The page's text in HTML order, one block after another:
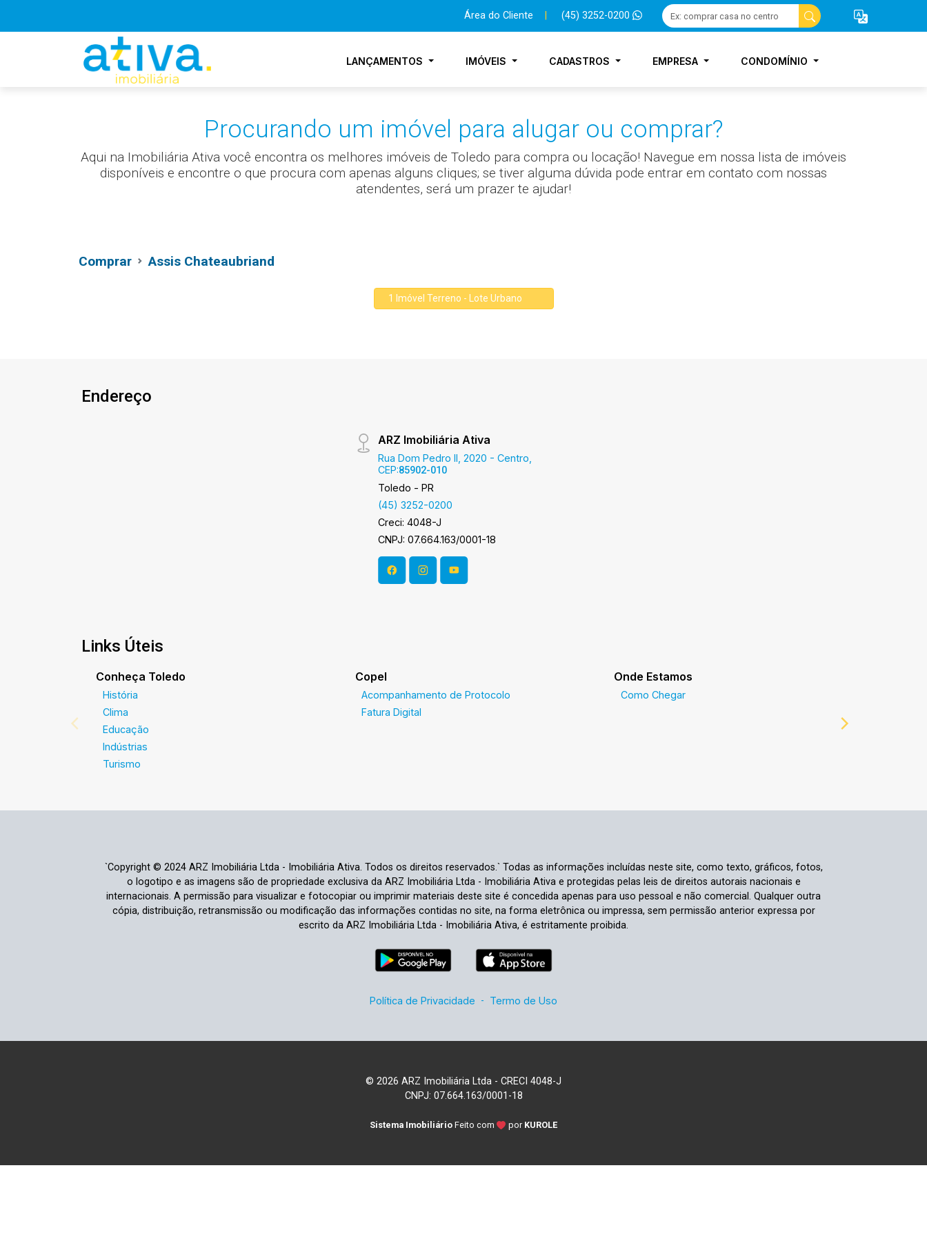
Área do Cliente (45) 3252-0200
LANÇAMENTOS IMÓVEIS CADASTROS EMPRESA CONDOMÍNIO
Procurando um imóvel para alugar ou comprar?
Aqui na Imobiliária Ativa você encontra os melhores imóveis de Toledo para compra ou locação! Navegue em nossa lista de imóveis
disponíveis e encontre o que procura com apenas alguns cliques; se tiver alguma dúvida pode entrar em contato com nossas
atendentes, será um prazer te ajudar!
Comprar Assis Chateaubriand
1 Imóvel Terreno - Lote Urbano
Endereço
ARZ Imobiliária Ativa
Rua Dom Pedro II, 2020 - Centro,
CEP:85902-010
Toledo - PR
(45) 3252-0200
Creci: 4048-J
CNPJ: 07.664.163/0001-18
Links Úteis
Conheça Toledo
História
Clima
Educação
Indústrias
Turismo
Copel
Acompanhamento de Protocolo
Fatura Digital
Onde Estamos
Como Chegar
`Copyright © 2024 ARZ Imobiliária Ltda - Imobiliária Ativa. Todos os direitos reservados.` Todas as informações incluídas neste site, como texto, gráficos, fotos,
o logotipo e as imagens são de propriedade exclusiva da ARZ Imobiliária Ltda - Imobiliária Ativa e protegidas pelas leis de direitos autorais nacionais e
internacionais. A permissão para visualizar e fotocopiar ou imprimir materiais deste site é concedida apenas para uso pessoal e não comercial. Qualquer outra
cópia, distribuição, retransmissão ou modificação das informações contidas no site, na forma eletrônica ou impressa, sem permissão anterior expressa por
escrito da ARZ Imobiliária Ltda - Imobiliária Ativa, é estritamente proibida.
Política de Privacidade - Termo de Uso
© 2026 ARZ Imobiliária Ltda - CRECI 4048-J
CNPJ: 07.664.163/0001-18
Sistema Imobiliário Feito com por KUROLE